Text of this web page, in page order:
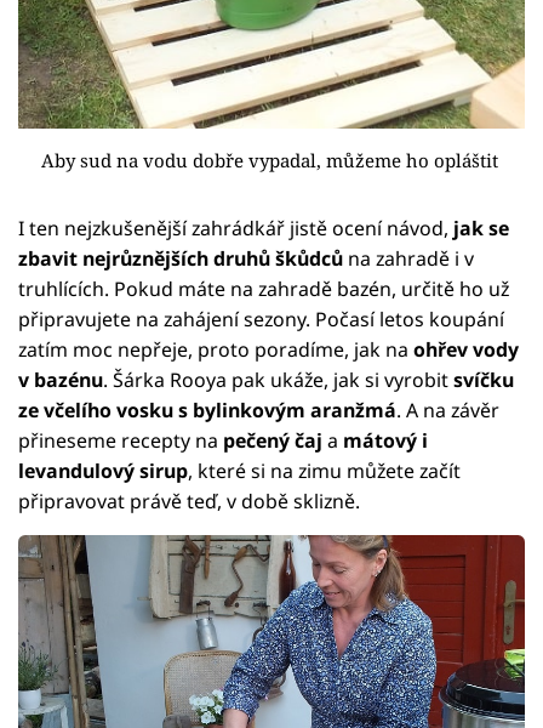
Aby sud na vodu dobře vypadal, můžeme ho opláštit
I ten nejzkušenější zahrádkář jistě ocení návod, jak se
zbavit nejrůznějších druhů škůdců na zahradě i v
truhlících. Pokud máte na zahradě bazén, určitě ho už
připravujete na zahájení sezony. Počasí letos koupání
zatím moc nepřeje, proto poradíme, jak na ohřev vody
v bazénu. Šárka Rooya pak ukáže, jak si vyrobitsvíčku
ze včelího vosku s bylinkovým aranžmá. A na závěr
přineseme recepty na pečený čaj a mátový i
levandulový sirup, které si na zimu můžete začít
připravovat právě teď, v době sklizně.